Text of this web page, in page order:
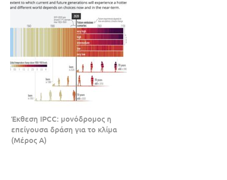
Έκθεση IPCC: μονόδρομος η
επείγουσα δράση για το κλίμα
(Μέρος Α)